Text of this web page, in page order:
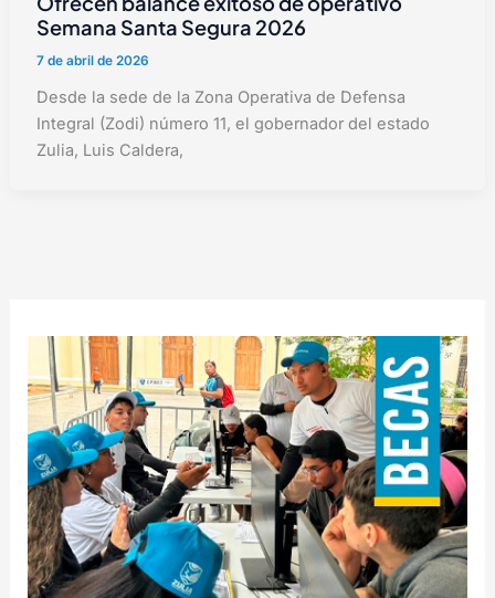
Semana Santa Segura 2026
7 de abril de 2026
Desde la sede de la Zona Operativa de Defensa
Integral (Zodi) número 11, el gobernador del estado
Zulia, Luis Caldera,